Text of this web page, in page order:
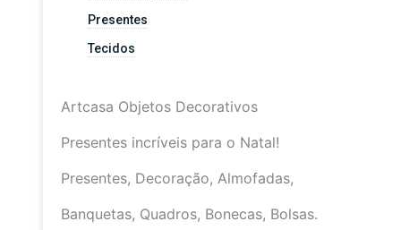
Presentes
Tecidos
Artcasa Objetos Decorativos
Presentes incríveis para o Natal!
Presentes, Decoração, Almofadas,
Banquetas, Quadros, Bonecas, Bolsas.